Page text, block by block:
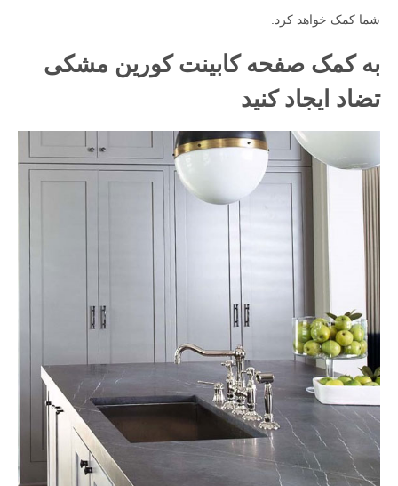
شما کمک خواهد کرد.
به کمک صفحه کابینت کورین مشکی
تضاد ایجاد کنید